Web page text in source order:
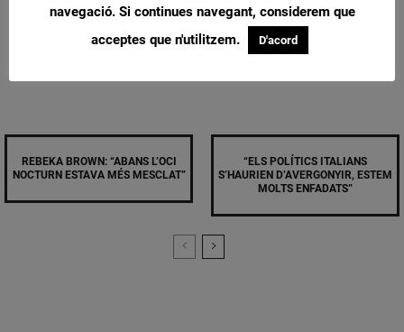
REBEKA BROWN: “ABANS L’OCI
NOCTURN ESTAVA MÉS MESCLAT”
“ELS POLÍTICS ITALIANS
S’HAURIEN D’AVERGONYIR, ESTEM
MOLTS ENFADATS”
navegació. Si continues navegant, considerem que
acceptes que n'utilitzem.
D'acord